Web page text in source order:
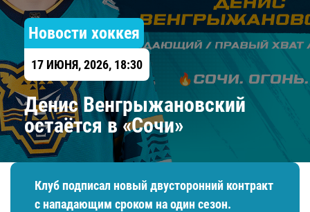
Новости хоккея
17 ИЮНЯ, 2026, 18:30
Денис Венгрыжановский
остаётся в «Сочи»
Клуб подписал новый двусторонний контракт
с нападающим сроком на один сезон.